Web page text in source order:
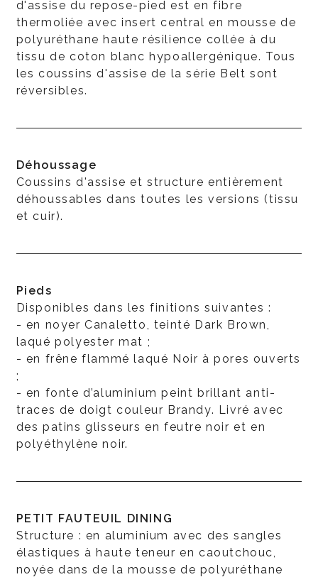
d'assise du repose-pied est en fibre
thermoliée avec insert central en mousse de
polyuréthane haute résilience collée à du
tissu de coton blanc hypoallergénique. Tous
les coussins d'assise de la série Belt sont
réversibles.
Déhoussage
Coussins d'assise et structure entièrement
déhoussables dans toutes les versions (tissu
et cuir).
Pieds
Disponibles dans les finitions suivantes :
- en noyer Canaletto, teinté Dark Brown,
laqué polyester mat ;
- en frêne flammé laqué Noir à pores ouverts
;
- en fonte d’aluminium peint brillant anti-
traces de doigt couleur Brandy. Livré avec
des patins glisseurs en feutre noir et en
polyéthylène noir.
PETIT FAUTEUIL DINING
Structure : en aluminium avec des sangles
élastiques à haute teneur en caoutchouc,
noyée dans de la mousse de polyuréthane